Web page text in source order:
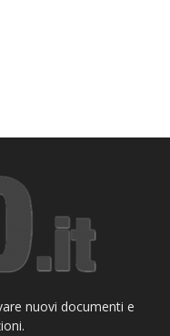
nuovi documenti e